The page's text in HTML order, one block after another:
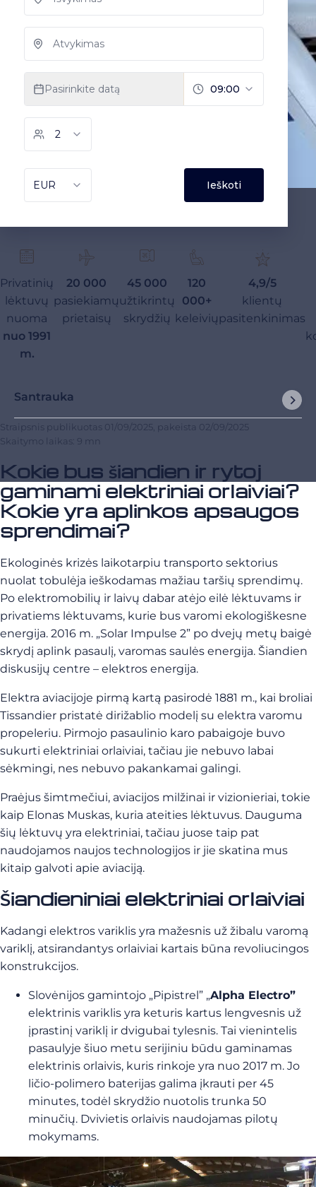
Privatinių
lėktuvų
nuoma
nuo 1991
m.
20 000
pasiekiamų
prietaisų
45 000
užtikrintų
skrydžių
120
000+
keleivių
4,9/5
klientų
pasitenkinimas
Santrauka
Straipsnis publikuotas 01/09/2025 , pakeista 02/09/2025
Skaitymo laikas: 9 mn
Kokie bus šiandien ir rytoj
gaminami elektriniai orlaiviai?
Kokie yra aplinkos apsaugos
sprendimai?
Ekologinės krizės laikotarpiu transporto sektorius
nuolat tobulėja ieškodamas mažiau taršių sprendimų.
Po elektromobilių ir laivų dabar atėjo eilė lėktuvams ir
privatiems lėktuvams, kurie bus varomi ekologiškesne
energija. 2016 m. „Solar Impulse 2” po dvejų metų baigė
skrydį aplink pasaulį, varomas saulės energija. Šiandien
diskusijų centre – elektros energija.
Elektra aviacijoje pirmą kartą pasirodė 1881 m., kai broliai
Tissandier pristatė dirižablio modelį su elektra varomu
propeleriu. Pirmojo pasaulinio karo pabaigoje buvo
sukurti elektriniai orlaiviai, tačiau jie nebuvo labai
sėkmingi, nes nebuvo pakankamai galingi.
Praėjus šimtmečiui, aviacijos milžinai ir vizionieriai, tokie
kaip Elonas Muskas, kuria ateities lėktuvus. Dauguma
šių lėktuvų yra elektriniai, tačiau juose taip pat
naudojamos naujos technologijos ir jie skatina mus
kitaip galvoti apie aviaciją.
Šiandieniniai elektriniai orlaiviai
Kadangi elektros variklis yra mažesnis už žibalu varomą
variklį, atsirandantys orlaiviai kartais būna revoliucingos
konstrukcijos.
Slovėnijos gamintojo „Pipistrel” „Alpha Electro”
elektrinis variklis yra keturis kartus lengvesnis už
įprastinį variklį ir dvigubai tylesnis. Tai vienintelis
pasaulyje šiuo metu serijiniu būdu gaminamas
elektrinis orlaivis, kuris rinkoje yra nuo 2017 m. Jo
ličio-polimero baterijas galima įkrauti per 45
minutes, todėl skrydžio nuotolis trunka 50
minučių. Dvivietis orlaivis naudojamas pilotų
mokymams.